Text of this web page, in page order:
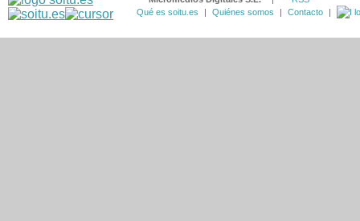
Qué es soitu.es
| Quiénes somos | Contacto |